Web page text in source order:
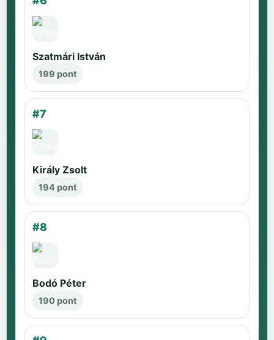
Szatmári István
199 pont
#7
Király Zsolt
194 pont
#8
Bodó Péter
190 pont